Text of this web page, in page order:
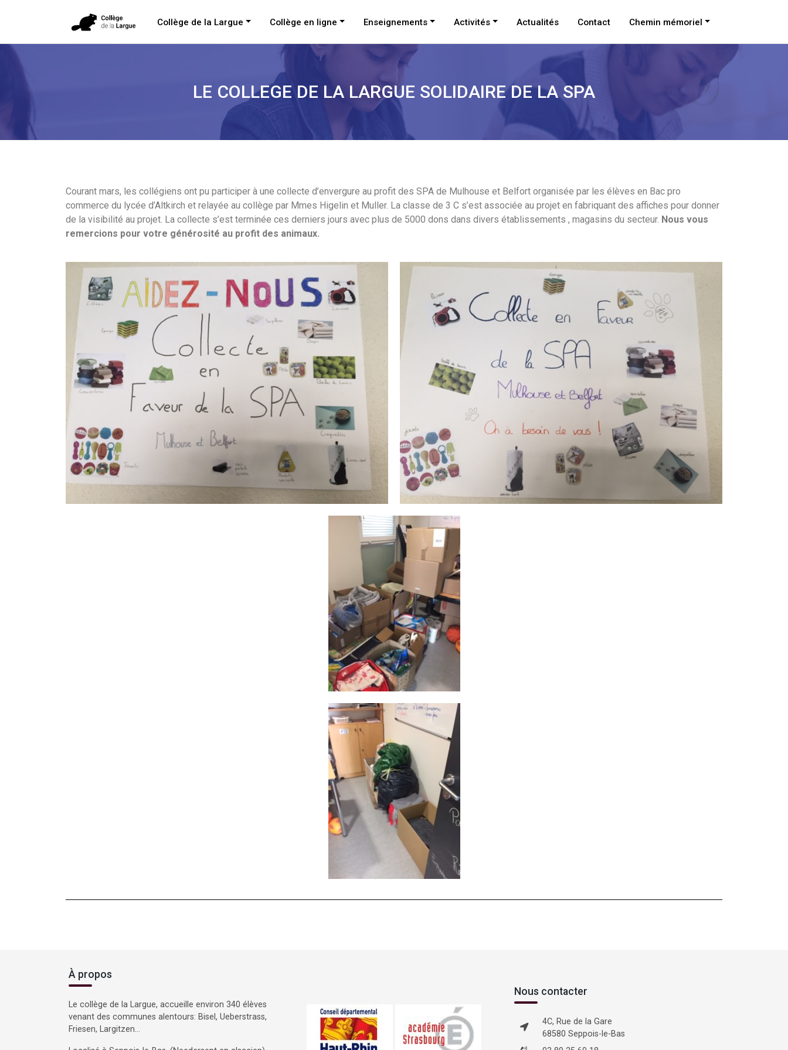
Collège de la Largue Collège en ligne Enseignements Activités Actualités Contact Chemin mémoriel
LE COLLEGE DE LA LARGUE SOLIDAIRE DE LA SPA
Courant mars, les collégiens ont pu participer à une collecte d’envergure au profit des SPA de Mulhouse et Belfort organisée par les élèves en Bac pro
commerce du lycée d’Altkirch et relayée au collège par Mmes Higelin et Muller. La classe de 3 C s’est associée au projet en fabriquant des affiches pour donner
de la visibilité au projet. La collecte s’est terminée ces derniers jours avec plus de 5000 dons dans divers établissements , magasins du secteur. Nous vous
remercions pour votre générosité au profit des animaux.
À propos
Le collège de la Largue, accueille environ 340 élèves
venant des communes alentours: Bisel, Ueberstrass,
Friesen, Largitzen…
Nous contacter
4C, Rue de la Gare
68580 Seppois-le-Bas